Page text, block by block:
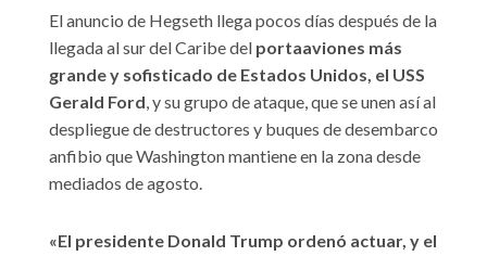
El anuncio de Hegseth llega pocos días después de la
llegada al sur del Caribe del portaaviones más
grande y sofisticado de Estados Unidos, el USS
Gerald Ford, y su grupo de ataque, que se unen así al
despliegue de destructores y buques de desembarco
anfibio que Washington mantiene en la zona desde
mediados de agosto.
«El presidente Donald Trump ordenó actuar, y el